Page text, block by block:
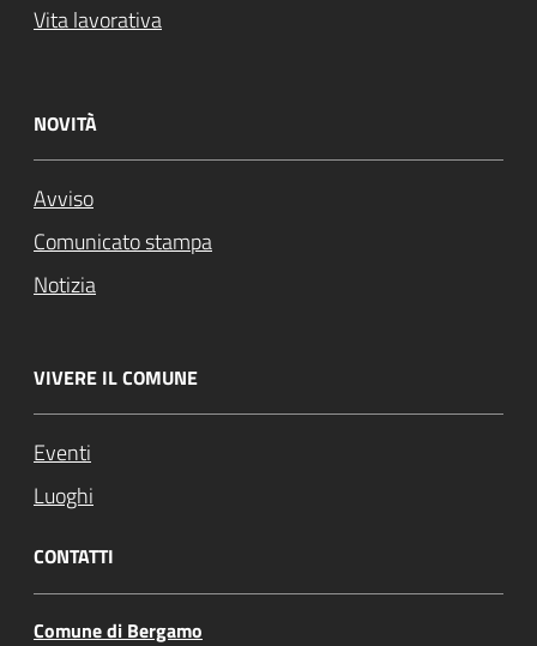
Vita lavorativa
NOVITÀ
Avviso
Comunicato stampa
Notizia
VIVERE IL COMUNE
Eventi
Luoghi
CONTATTI
Comune di Bergamo